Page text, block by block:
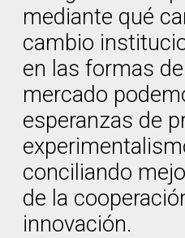
mediante qué
cambio
en las formas
mercado
esperanzas de
conciliando
de la
innovación.